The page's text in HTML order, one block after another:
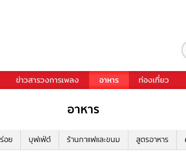
ข่าวสารวงการเพลง อาหาร ท่องเที่ยว
อาหาร
อย บุฟเฟ่ต์ ร้านกาแฟและขนม สูตรอาหาร